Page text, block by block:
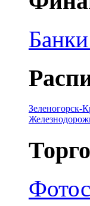
Зеленогорск-